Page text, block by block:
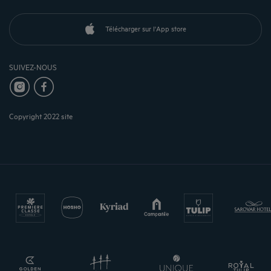
Télécharger sur l'App store
SUIVEZ-NOUS
Copyright 2022 site